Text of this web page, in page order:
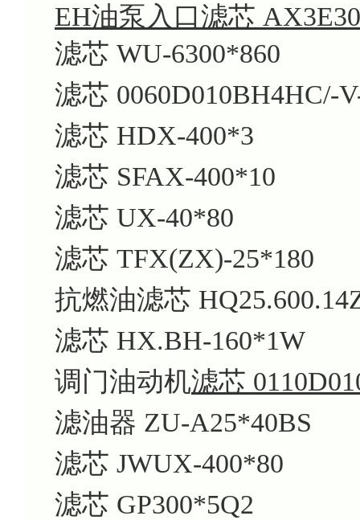
EH油泵入口滤芯
滤芯 WU-6300*860
滤芯 0060D010BH4HC/-
滤芯 HDX-400*3
滤芯 SFAX-400*10
滤芯 UX-40*80
滤芯 TFX(ZX)-25*180
抗燃油滤芯
滤芯 HX.BH-160*1W
调门油动机滤芯
滤油器 ZU-A25*40BS
滤芯 JWUX-400*80
滤芯 GP300*5Q2